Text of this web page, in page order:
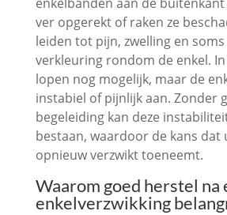
ver opgerekt of raken ze
leiden tot pijn, zwelling en
verkleuring rondom de enkel. In
lopen nog mogelijk, maar de
instabiel of pijnlijk aan. Zonder
begeleiding kan deze
bestaan, waardoor de kans dat
opnieuw verzwikt toeneemt.
Waarom goed herstel na
enkelverzwikking